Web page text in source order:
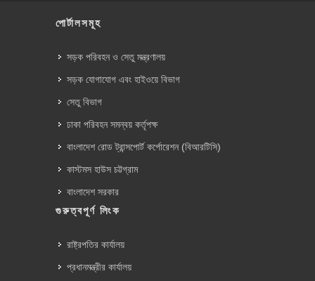
পোর্টালসমূহ
সড়ক পরিবহন ও সেতু মন্ত্রণালয়
সড়ক যোগাযোগ এবং হাইওয়ে বিভাগ
সেতু বিভাগ
ঢাকা পরিবহন সমন্বয় কর্তৃপক্ষ
বাংলাদেশ রোড ট্রান্সপোর্ট কর্পোরেশন (বিআরটিসি)
কাস্টমস হাউস চট্টগ্রাম
বাংলাদেশ সরকার
গুরুত্বপূর্ণ লিংক
রাষ্ট্রপতির কার্যালয়
প্রধানমন্ত্রীর কার্যালয়